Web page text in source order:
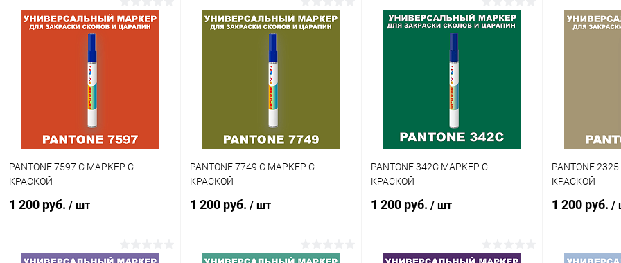
Цвет: Цвет:
матовая
Цвет:
полуматовая
PANTONE 7597 C МАРКЕР С
КРАСКОЙ
1 200 руб. / шт
PANTONE 7749 C МАРКЕР С
КРАСКОЙ
1 200 руб. / шт
PANTONE 342C МАРКЕР С
КРАСКОЙ
1 200 руб. / шт
PANTONE
КРАСКОЙ
1 200 руб. /